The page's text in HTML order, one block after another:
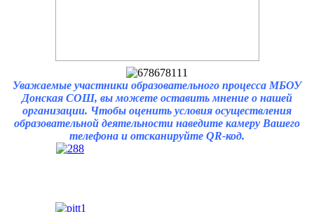
Уважаемые участники образовательного процесса МБОУ
Донская СОШ, вы можете оставить мнение о нашей
организации. Чтобы оценить условия осуществления
образовательной деятельности наведите камеру Вашего
телефона и отсканируйте QR-код.